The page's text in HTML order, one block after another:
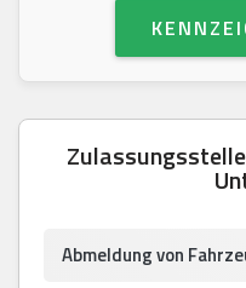
Abmeldung von